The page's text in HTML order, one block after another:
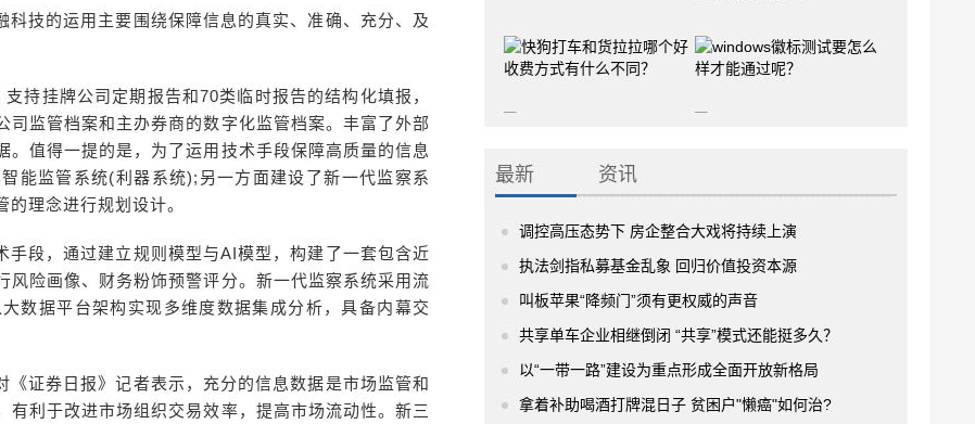
技的运用主要围绕保障信息的真实、准确、充分、及
持挂牌公司定期报告和70类临时报告的结构化填报，
监管档案和主办券商的数字化监管档案。丰富了外部
值得一提的是，为了运用技术手段保障高质量的信息
能监管系统(利器系统);另一方面建设了新一代监察系
理念进行规划设计。
段，通过建立规则模型与AI模型，构建了一套包含近
险画像、财务粉饰预警评分。新一代监察系统采用流
数据平台架构实现多维度数据集成分析，具备内幕交
证券日报》记者表示，充分的信息数据是市场监管和
利于改进市场组织交易效率，提高市场流动性。新三
最新 资讯
调控高压态势下 房企整合大戏将持续上演
执法剑指私募基金乱象 回归价值投资本源
叫板苹果“降频门”须有更权威的声音
共享单车企业相继倒闭 “共享”模式还能挺多久？
以“一带一路”建设为重点形成全面开放新格局
拿着补助喝酒打牌混日子 贫困户"懒癌"如何治?